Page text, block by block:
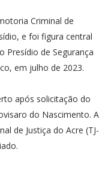
Criminal de
e foi figura central
Presídio de Segurança
em julho de 2023.
após solicitação do
do Nascimento. A
de Justiça do Acre (TJ-